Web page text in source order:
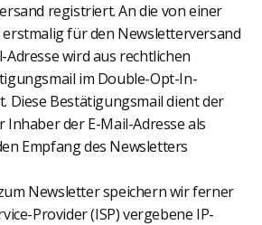
registriert. An die von einer
für den Newsletterversand
wird aus rechtlichen
im Double-Opt-In-
Diese Bestätigungsmail dient der
der E-Mail-Adresse als
Empfang des Newsletters
Newsletter speichern wir ferner
Provider (ISP) vergebene IP-